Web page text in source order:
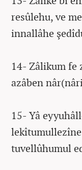
resûlehu, ve
innallâhe
14- Zâlikum fe
azâben
15- Yâ
tuvellûhumul